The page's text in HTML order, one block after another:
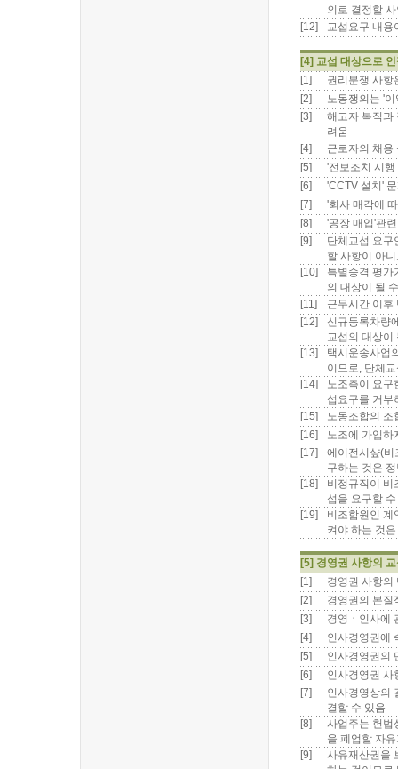
의로 결정할
[12]
교섭요구 내용
[4] 교섭 대상으로
[1]
권리분쟁 사항
[2]
노동쟁의는 '
[3]
해고자 복직과
려움
[4]
근로자의 채용
[5]
'전보조치 시
[6]
'CCTV 설치'
[7]
'회사 매각에
[8]
'공장 매입'관
[9]
단체교섭 요구
할 사항이 아
[10]
특별승격 평가
의 대상이 될
[11]
근무시간 이후
[12]
신규등록차량
교섭의 대상이
[13]
택시운송사업
이므로, 단체
[14]
노조측이 요구
섭요구를 거부
[15]
노동조합의 조
[16]
노조에 가입하
[17]
에이전시샾(비
구하는 것은
[18]
비정규직이 비
섭을 요구할
[19]
비조합원인 계
켜야 하는 것
[5] 경영권 사항의
[1]
경영권 사항의
[2]
경영권의 본질
[3]
경영ㆍ인사에
[4]
인사경영권에
[5]
인사경영권의
[6]
인사경영권 사
[7]
인사경영상의
결할 수 있음
[8]
사업주는 헌법
을 폐업할 자
[9]
사유재산권을